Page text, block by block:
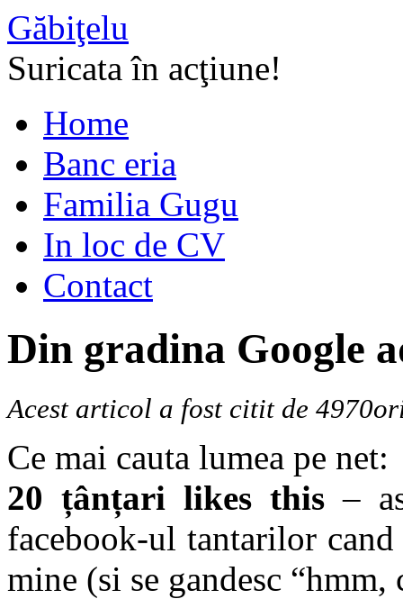
Găbiţelu
Suricata în acţiune!
Home
Banc eria
Familia Gugu
In loc de CV
Contact
Din gradina Google
Acest articol a fost citit de
Ce mai cauta lumea pe net:
20 țânțari likes this –
facebook-ul tantarilor
mine (si se gandesc “hmm,